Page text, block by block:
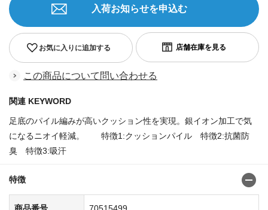
お気に入りに追加する
入荷お知らせを申込む
この商品について問い合わせる
関連 KEYWORD
足底のパイル編みが高いクッション性を実現。銀イオン加工で気
になるニオイ軽減。 特徴1:クッションパイル 特徴2:抗菌防
臭 特徴3:吸汗
特徴